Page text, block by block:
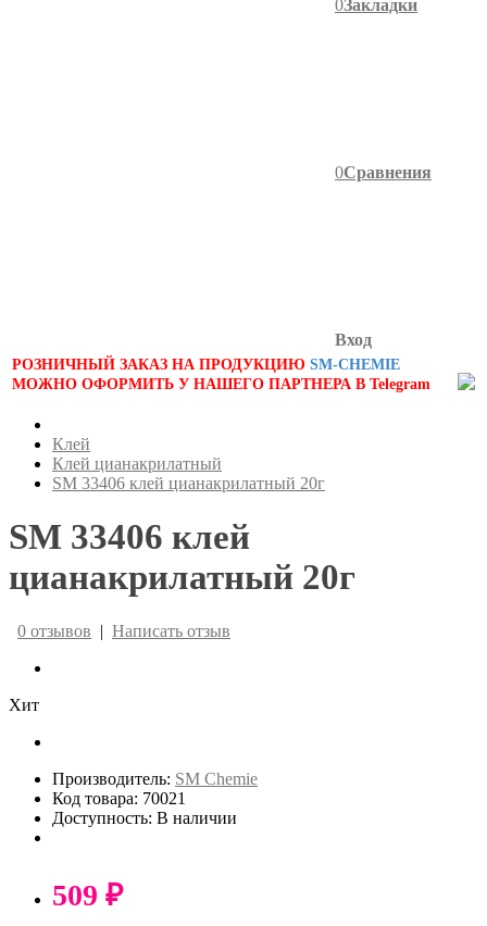
0Закладки
0Сравнения
Вход
РОЗНИЧНЫЙ ЗАКАЗ НА ПРОДУКЦИЮ SM-CHEMIE
МОЖНО ОФОРМИТЬ У НАШЕГО ПАРТНЕРА В Telegram
Клей
Клей цианакрилатный
SM 33406 клей цианакрилатный 20г
SM 33406 клей
цианакрилатный 20г
0 отзывов | Написать отзыв
Хит
Производитель: SM Chemie
Код товара: 70021
Доступность: В наличии
509 ₽